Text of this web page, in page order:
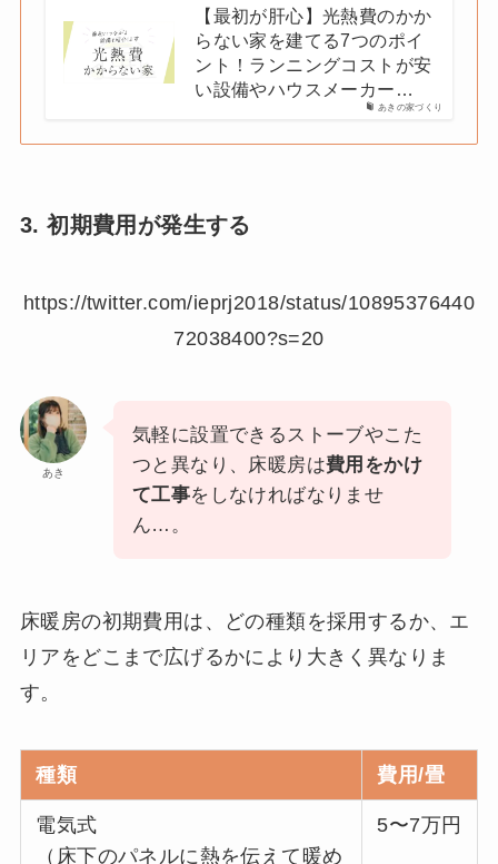
あきの家づくり
【最初が肝心】光熱費のかか
らない家を建てる7つのポイ
ント！ランニングコストが安
い設備やハウスメーカー…
3. 初期費用が発生する
https://twitter.com/ieprj2018/status/10895376440
72038400?s=20
あき
気軽に設置できるストーブやこた
つと異なり、床暖房は費用をかけ
て工事をしなければなりませ
ん…。
床暖房の初期費用は、どの種類を採用するか、エ
リアをどこまで広げるかにより大きく異なりま
す。
種類 費用/畳
電気式
（床下のパネルに熱を伝えて暖め
5〜7万円